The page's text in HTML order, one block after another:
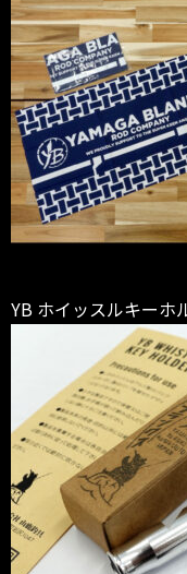
YB ホイッスルキーホ